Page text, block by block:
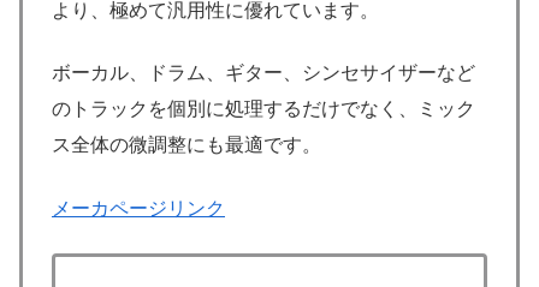
より、極めて汎用性に優れています。
ボーカル、ドラム、ギター、シンセサイザーなど
のトラックを個別に処理するだけでなく、ミック
ス全体の微調整にも最適です。
メーカページリンク